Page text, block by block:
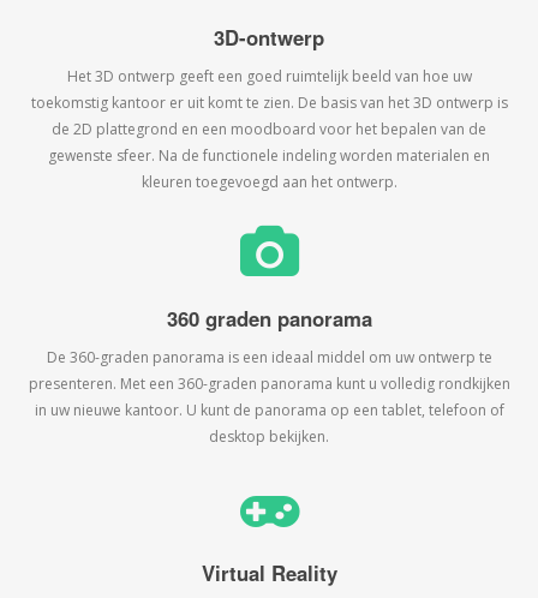
3D-ontwerp
Het 3D ontwerp geeft een goed ruimtelijk beeld van hoe uw
toekomstig kantoor er uit komt te zien. De basis van het 3D ontwerp is
de 2D plattegrond en een moodboard voor het bepalen van de
gewenste sfeer. Na de functionele indeling worden materialen en
kleuren toegevoegd aan het ontwerp.
360 graden panorama
De 360-graden panorama is een ideaal middel om uw ontwerp te
presenteren. Met een 360-graden panorama kunt u volledig rondkijken
in uw nieuwe kantoor. U kunt de panorama op een tablet, telefoon of
desktop bekijken.
Virtual Reality